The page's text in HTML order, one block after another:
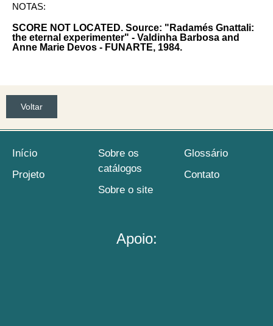
NOTAS:
SCORE NOT LOCATED. Source: "Radamés Gnattali:
the eternal experimenter" - Valdinha Barbosa and
Anne Marie Devos - FUNARTE, 1984.
Voltar
Início
Projeto
Sobre os
catálogos
Sobre o site
Glossário
Contato
Apoio: